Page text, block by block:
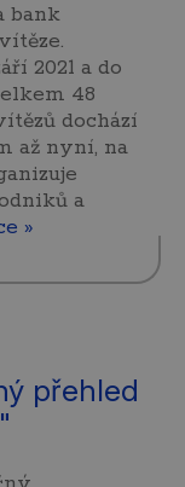
bank
2021 a do
48
dochází
až nyní, na
a
»
přehled